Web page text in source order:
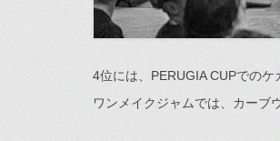
4位には、PERUGIA CUPでの
ワンメイクジャムでは、カーブ